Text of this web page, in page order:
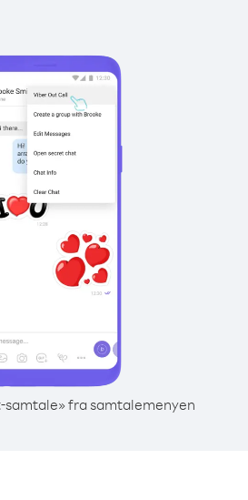
samtale» fra samtalemenyen